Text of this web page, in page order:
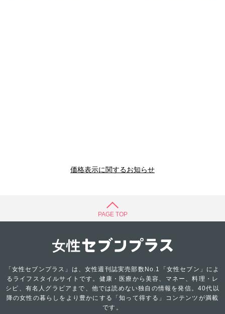
価格表示に関するお知らせ
PAGE TOP
「女性セブンプラス」は、女性週刊誌実売部数No.1「女性セブン」によ
るライフスタイルサイトです。健康・医療から美容、マネー、料理・レ
シピ、有名人グラビアまで、他では読めない独自の情報を発信。40代以
降の女性の暮らしをより豊かにする「知って得する」コンテンツが満載
です。